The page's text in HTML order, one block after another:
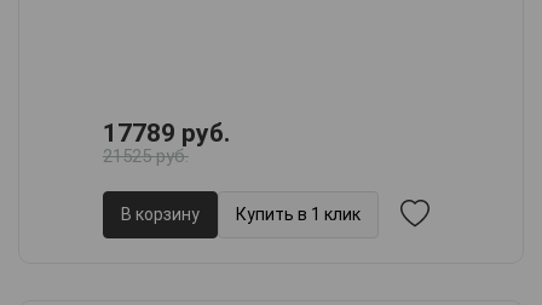
17789 руб.
21525 руб.
В корзину Купить в 1 клик